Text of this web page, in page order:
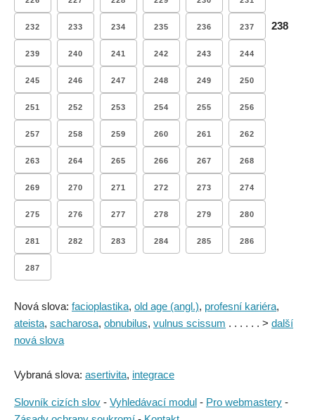
232 233 234 235 236 237 238
239 240 241 242 243 244
245 246 247 248 249 250
251 252 253 254 255 256
257 258 259 260 261 262
263 264 265 266 267 268
269 270 271 272 273 274
275 276 277 278 279 280
281 282 283 284 285 286
287
Nová slova: facioplastika, old age (angl.), profesní kariéra,
ateista, sacharosa, obnubilus, vulnus scissum . . . . . . > další
nová slova
Vybraná slova: asertivita, integrace
Slovník cizích slov - Vyhledávací modul - Pro webmastery -